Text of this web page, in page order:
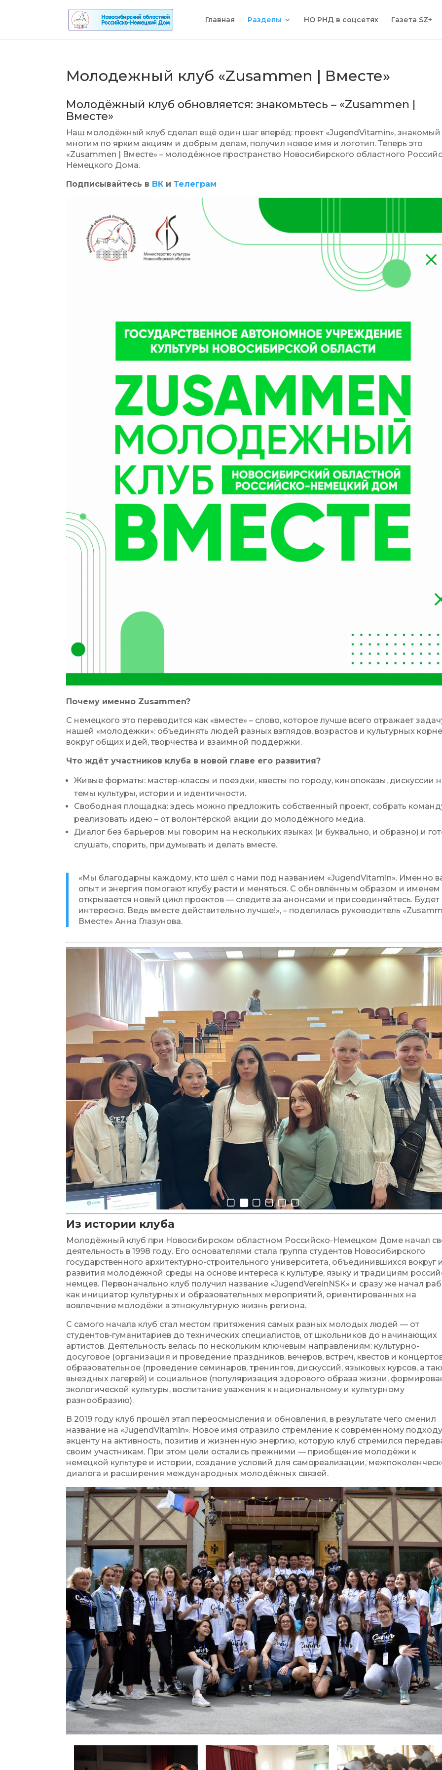
Главная Разделы НО РНД в соцсетях Газета SZ+
Молодежный клуб «Zusammen | Вместе»
Молодёжный клуб обновляется: знакомьтесь – «Zusammen |
Вместе»
Наш молодёжный клуб сделал ещё один шаг вперёд: проект «JugendVitamin», знакомый
многим по ярким акциям и добрым делам, получил новое имя и логотип. Теперь это
«Zusammen | Вместе» – молодёжное пространство Новосибирского областного
Немецкого Дома.
Подписывайтесь в ВК иТелеграм
Почему именно Zusammen?
С немецкого это переводится как «вместе» – слово, которое лучше всего отражает
нашей «молодежки»: объединять людей разных взглядов, возрастов и культурных
вокруг общих идей, творчества и взаимной поддержки.
Что ждёт участников клуба в новой главе его развития?
Живые форматы: мастер-классы и поездки, квесты по городу, кинопоказы, дискуссии
темы культуры, истории и идентичности.
Свободная площадка: здесь можно предложить собственный проект, собрать
реализовать идею – от волонтёрской акции до молодёжного медиа.
Диалог без барьеров: мы говорим на нескольких языках (и буквально, и образно) и
слушать, спорить, придумывать и делать вместе.
«Мы благодарны каждому, кто шёл с нами под названием «JugendVitamin». Именно
опыт и энергия помогают клубу расти и меняться. С обновлённым образом и именем
открывается новый цикл проектов — следите за анонсами и присоединяйтесь. Будет
интересно. Ведь вместе действительно лучше!», – поделилась руководитель
Вместе» Анна Глазунова.
Из истории клуба
Молодёжный клуб при Новосибирском областном Российско-Немецком Доме начал
деятельность в 1998 году. Его основателями стала группа студентов Новосибирского
государственного архитектурно-строительного университета, объединившихся вокруг
развития молодёжной среды на основе интереса к культуре, языку и традициям
немцев. Первоначально клуб получил название «JugendVereinNSK» и сразу же начал
как инициатор культурных и образовательных мероприятий, ориентированных на
вовлечение молодёжи в этнокультурную жизнь региона.
С самого начала клуб стал местом притяжения самых разных молодых людей — от
студентов-гуманитариев до технических специалистов, от школьников до начинающих
артистов. Деятельность велась по нескольким ключевым направлениям: культурно-
досуговое (организация и проведение праздников, вечеров, встреч, квестов и
образовательное (проведение семинаров, тренингов, дискуссий, языковых курсов, а
выездных лагерей) и социальное (популяризация здорового образа жизни,
экологической культуры, воспитание уважения к национальному и культурному
разнообразию).
В 2019 году клуб прошёл этап переосмысления и обновления, в результате чего сменил
название на «JugendVitamin». Новое имя отразило стремление к современному
акценту на активность, позитив и жизненную энергию, которую клуб стремился
своим участникам. При этом цели остались прежними — приобщение молодёжи к
немецкой культуре и истории, создание условий для самореализации,
диалога и расширения международных молодёжных связей.